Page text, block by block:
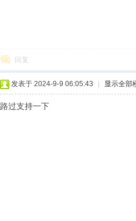
回复
发表于 2024-9-9 06:05:43 显示全部
路过支持一下